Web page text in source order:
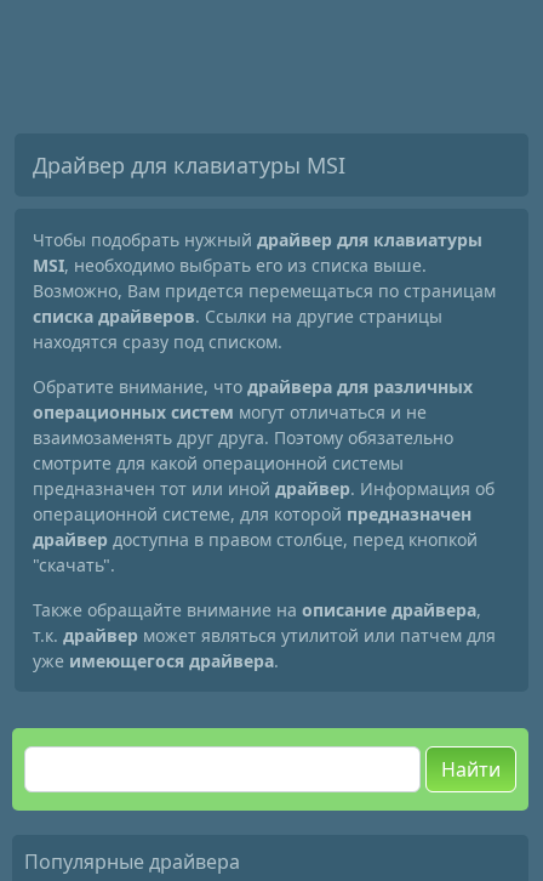
Драйвер для клавиатуры MSI
Чтобы подобрать нужный драйвер для клавиатуры
MSI, необходимо выбрать его из списка выше.
Возможно, Вам придется перемещаться по страницам
списка драйверов. Ссылки на другие страницы
находятся сразу под списком.
Обратите внимание, что драйвера для различных
операционных систем могут отличаться и не
взаимозаменять друг друга. Поэтому обязательно
смотрите для какой операционной системы
предназначен тот или иной драйвер. Информация об
операционной системе, для которой предназначен
драйвер доступна в правом столбце, перед кнопкой
"скачать".
Также обращайте внимание на описание драйвера,
т.к. драйвер может являться утилитой или патчем для
уже имеющегося драйвера.
Найти
Популярные драйвера